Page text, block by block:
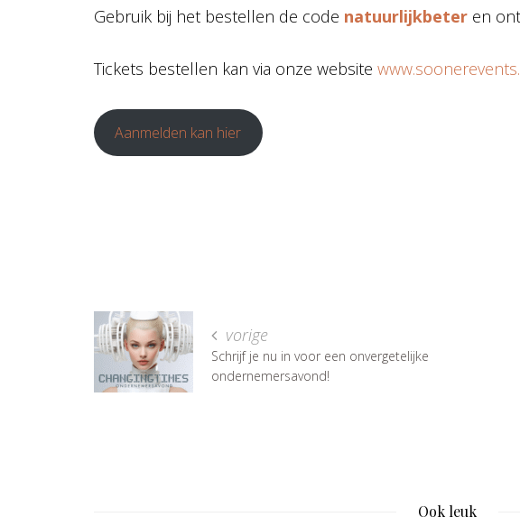
Gebruik bij het bestellen de code natuurlijkbeter en
Tickets bestellen kan via onze website
Aanmelden kan hier
vorige
Schrijf je nu in voor een onvergetelijke
ondernemersavond!
Ook leuk